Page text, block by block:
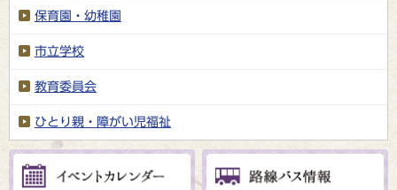
保育園・幼稚園
市立学校
教育委員会
ひとり親・障がい児福祉